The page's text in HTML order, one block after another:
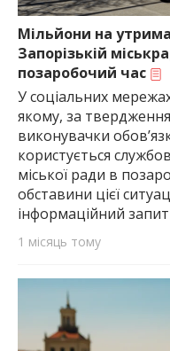
Мільйони на
Запорізькій
позаробочий час
У соціальних
якому, за
виконувачки
користується
міської ради в
обставини цієї
інформаційний
1 місяць тому